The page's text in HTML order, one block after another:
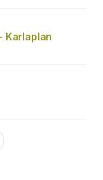
Karlaplan